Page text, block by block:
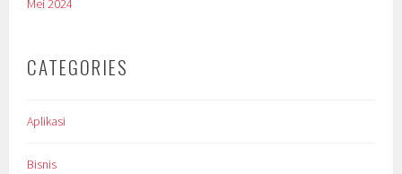
CATEGORIES
Aplikasi
Bisnis